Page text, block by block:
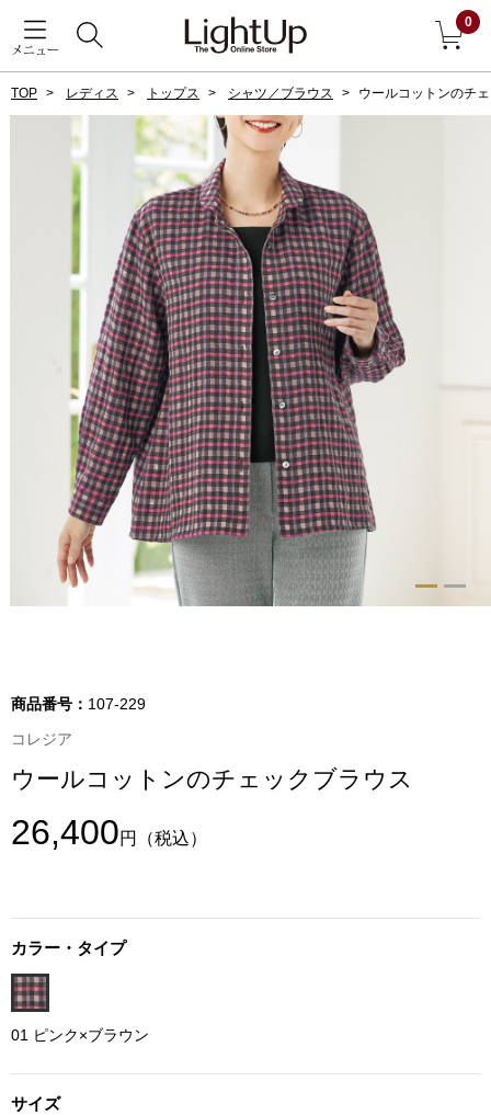
メニュー
0
すべて見る
ダーウェア
ン雑貨
戻る
ジャケット
コート
ブルゾン
トップス
Tシャツ／カッ
その他
TOP レディス トップス シャツ／ブラウス ウールコットンのチ
商品番号： 107-229
コレジア
ウールコットンのチェックブラウス
26,400円 （税込）
カラー・タイプ
01 ピンク×ブラウン
サイズ